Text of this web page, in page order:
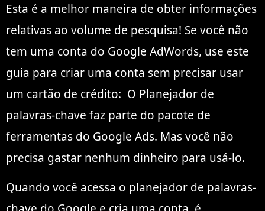
Esta é a melhor maneira de obter informações
relativas ao volume de pesquisa! Se você não
tem uma conta do Google AdWords, use este
guia para criar uma conta sem precisar usar
um cartão de crédito: O Planejador de
palavras-chave faz parte do pacote de
ferramentas do Google Ads. Mas você não
precisa gastar nenhum dinheiro para usá-lo.
Quando você acessa o planejador de palavras-